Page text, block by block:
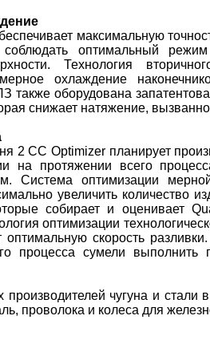
максимальную
оптимальный
Технология
охлаждение
также оборудована
снижает натяжение,
2 CC Optimizer планирует
на протяжении всего
Система оптимизации
увеличить количество
собирает и оценивает
оптимизации
оптимальную скорость
процесса сумели
чугуна и
проволока и колеса для